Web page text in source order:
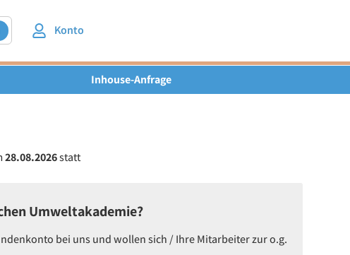
Konto
Inhouse-Anfrage
28.08.2026statt
Umweltakademie?
bei uns und wollen sich / Ihre Mitarbeiter zur o.g.